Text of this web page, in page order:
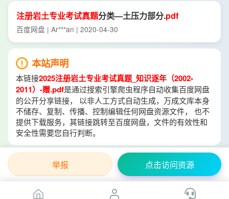
注册岩土专业考试真题分类—土压力部分.pdf
百度网盘 | Ar***an | 2020-04-30
本站声明
本链接2025注册岩土专业考试真题_知识逐年（2002-
2011）-赠.pdf是通过搜索引擎爬虫程序自动收集百度网盘
的公开分享链接， 以非人工方式自动生成，万成文库本身
不储存、复制、传播、控制编辑任何网盘资源文件， 也不
提供下载服务，其链接跳转至百度网盘，文件的有效性和
安全性需要您自行判断。
举报 点击访问资源